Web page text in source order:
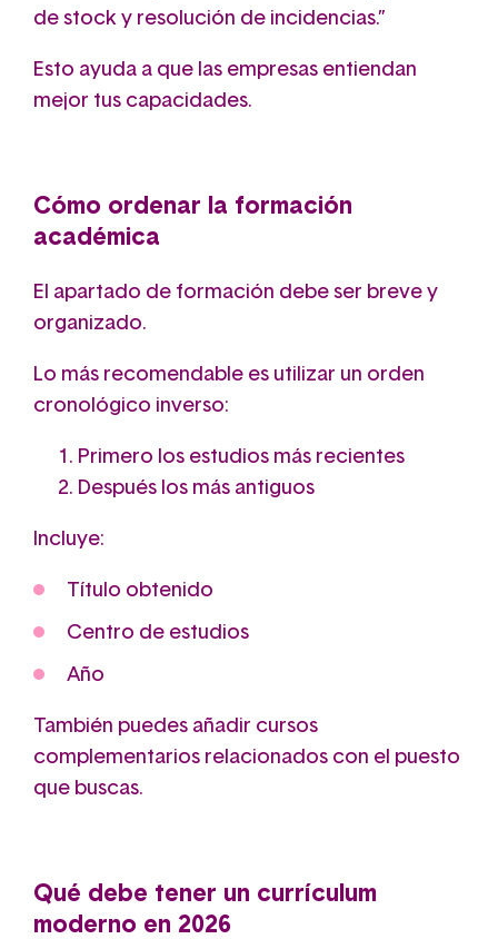
de stock y resolución de incidencias.”
Esto ayuda a que las empresas entiendan
mejor tus capacidades.
Cómo ordenar la formación
académica
El apartado de formación debe ser breve y
organizado.
Lo más recomendable es utilizar un orden
cronológico inverso:
Primero los estudios más recientes
Después los más antiguos
Incluye:
Título obtenido
Centro de estudios
Año
También puedes añadir cursos
complementarios relacionados con el puesto
que buscas.
Qué debe tener un currículum
moderno en 2026